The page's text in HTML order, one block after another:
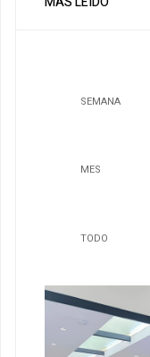
SEMANA
MES
TODO